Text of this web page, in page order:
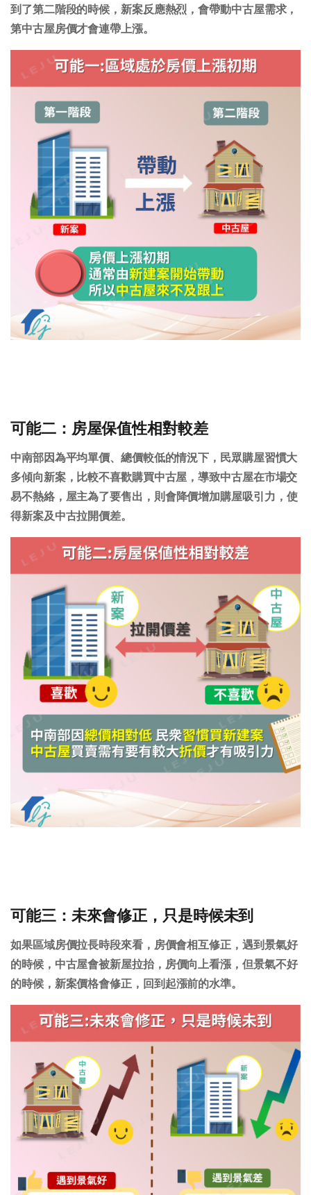
到了第二階段的時候，新案反應熱烈，會帶動中古屋需求，
第中古屋房價才會連帶上漲。
可能二：房屋保值性相對較差
中南部因為平均單價、總價較低的情況下，民眾購屋習慣大
多傾向新案，比較不喜歡購買中古屋，導致中古屋在市場交
易不熱絡， 屋主為了要售出，則會降價增加購屋吸引力 ，使
得新案及中古拉開價差。
可能三：未來會修正，只是時候未到
如果區域房價拉長時段來看，房價會相互修正， 遇到景氣好
的時候，中古屋會被新屋拉抬，房價向上看漲，但景氣不好
的時候，新案價格會修正，回到起漲前的水準。